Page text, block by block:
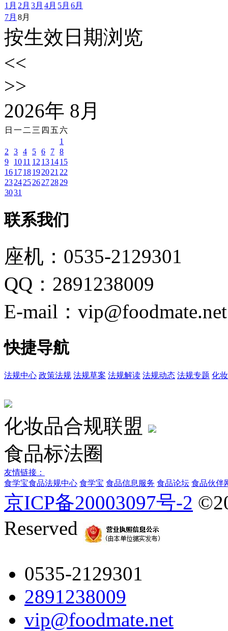
1月 2月 3月 4月 5月 6月
7月 8月
按生效日期浏览
<<
>>
2026年 8 月
日 一 二 三 四 五 六
1
2
3 4 5 6 7 8
9
1011 12 131415
161718192021 22
23242526272829
3031
联系我们
座机：0535-2129301
QQ：2891238009
E-mail：vip@foodmate.net
快捷导航
法规中心 政策法规 法规草案 法规解读 法规动态 法规专题 化
化妆品合规联盟
食品标法圈
友情链接：
食学宝食品法规中心 食学宝 食品信息服务 食品论坛 食品伙伴
京ICP备20003097号-2
Reserved
0535-2129301
2891238009
vip@foodmate.net